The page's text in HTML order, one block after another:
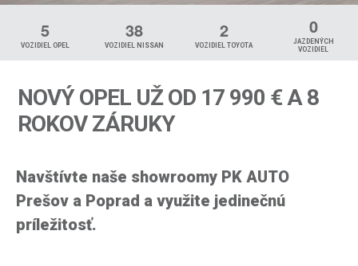
5
VOZIDIEL OPEL
38
VOZIDIEL NISSAN
2
VOZIDIEL TOYOTA
0
JAZDENÝCH
VOZIDIEL
NOVÝ OPEL UŽ OD 17 990 € A 8
ROKOV ZÁRUKY
Navštívte naše showroomy PK AUTO
Prešov a Poprad a využite jedinečnú
príležitosť.